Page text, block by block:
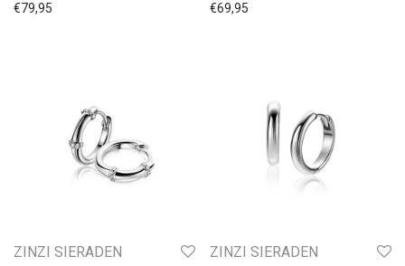
€79,95 €69,95
ZINZI SIERADEN ZINZI SIERADEN